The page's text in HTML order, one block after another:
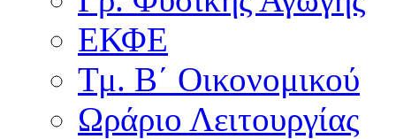
ΕΚΦΕ
Τμ. Β΄ Οικονομικού
Ωράριο Λειτουργίας